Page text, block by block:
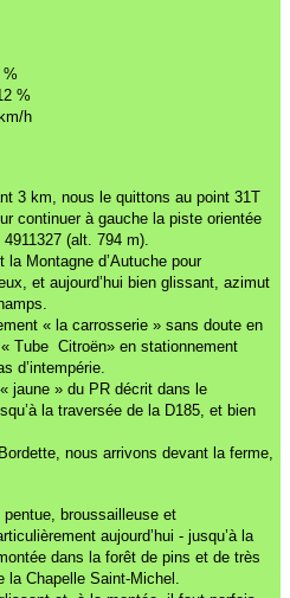
%
%
h
3 km, nous le quittons au point 31T
continuer à gauche la piste orientée
4911327 (alt. 794 m).
Montagne d’Autuche pour
et aujourd’hui bien glissant, azimut
« la carrosserie » sans doute en
Tube Citroën» en stationnement
d’intempérie.
jaune » du PR décrit dans le
la traversée de la D185, et bien
nous arrivons devant la ferme,
broussailleuse et
aujourd’hui - jusqu’à la
dans la forêt de pins et de très
la Chapelle Saint-Michel.